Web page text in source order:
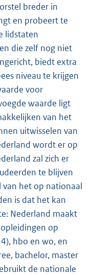
breder in
en probeert te
lidstaten
die zelf nog niet
biedt extra
niveau te krijgen
voor
waarde ligt
van het
uitwisselen van
wordt er op
zal zich er
te blijven
van het op nationaal
is dat het kan
Nederland maakt
op
hbo en wo, en
bachelor, master
de nationale